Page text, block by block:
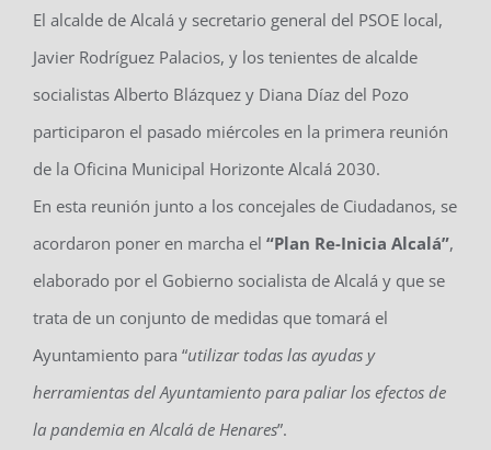
El alcalde de Alcalá y secretario general del PSOE local,
Javier Rodríguez Palacios, y los tenientes de alcalde
socialistas Alberto Blázquez y Diana Díaz del Pozo
participaron el pasado miércoles en la primera reunión
de la Oficina Municipal Horizonte Alcalá 2030.
En esta reunión junto a los concejales de Ciudadanos, se
acordaron poner en marcha el “Plan Re-Inicia Alcalá”,
elaborado por el Gobierno socialista de Alcalá y que se
trata de un conjunto de medidas que tomará el
Ayuntamiento para “utilizar todas las ayudas y
herramientas del Ayuntamiento para paliar los efectos de
la pandemia en Alcalá de Henares”.